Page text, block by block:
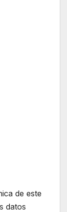
de este
datos